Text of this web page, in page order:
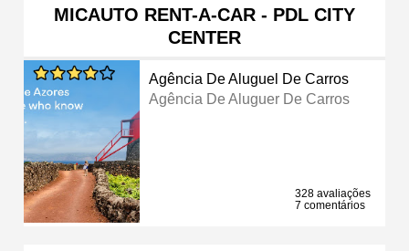
MICAUTO RENT-A-CAR - PDL CITY
CENTER
Agência De Aluguel De Carros
Agência De Aluguer De Carros
328 avaliações
7 comentários